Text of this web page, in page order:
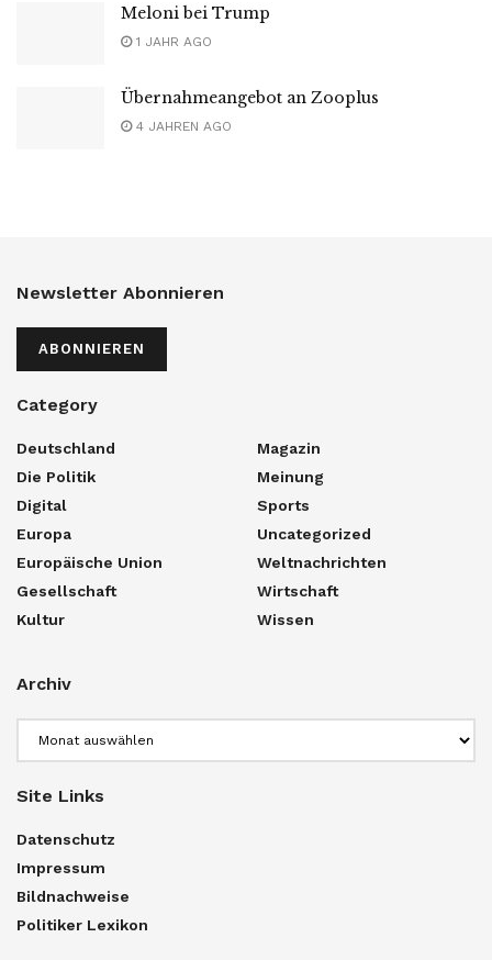
Meloni bei Trump
1 JAHR AGO
Übernahmeangebot an Zooplus
4 JAHREN AGO
Newsletter Abonnieren
ABONNIEREN
Category
Deutschland
Die Politik
Digital
Europa
Europäische Union
Gesellschaft
Kultur
Magazin
Meinung
Sports
Uncategorized
Weltnachrichten
Wirtschaft
Wissen
Archiv
Site Links
Datenschutz
Impressum
Bildnachweise
Politiker Lexikon